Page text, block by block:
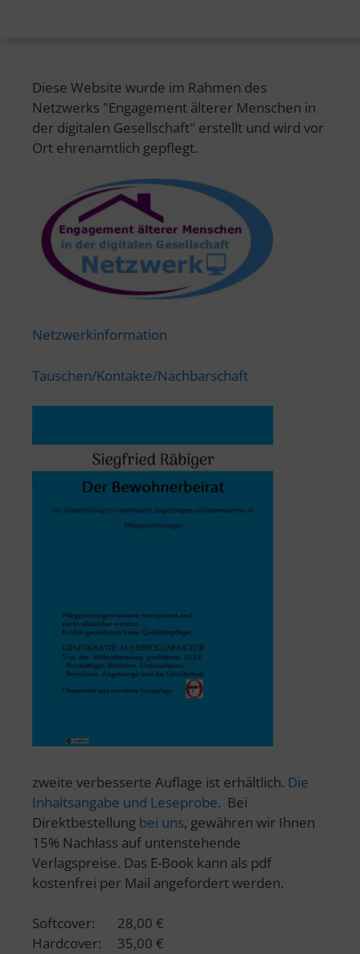
Diese Website wurde im Rahmen des
Netzwerks "Engagement älterer Menschen in
der digitalen Gesellschaft" erstellt und wird vor
Ort ehrenamtlich gepflegt.
Netzwerkinformation
Tauschen/Kontakte/Nachbarschaft
zweite verbesserte Auflage ist erhältlich. Die
Inhaltsangabe und Leseprobe. Bei
Direktbestellung bei uns, gewähren wir Ihnen
15% Nachlass auf untenstehende
Verlagspreise. Das E-Book kann als pdf
kostenfrei per Mail angefordert werden.
Softcover: 28,00 €
Hardcover: 35,00 €